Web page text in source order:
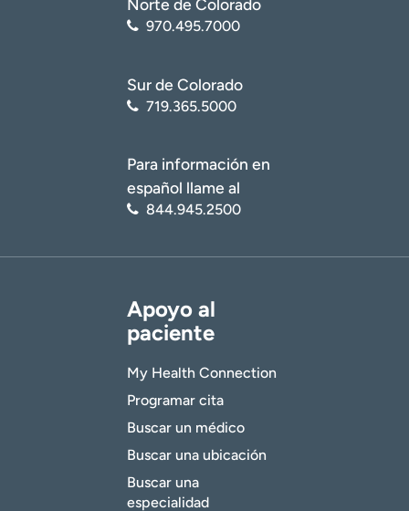
Norte de Colorado
970.495.7000
Sur de Colorado
719.365.5000
Para información en
español llame al
844.945.2500
Apoyo al
paciente
My Health Connection
Programar cita
Buscar un médico
Buscar una ubicación
Buscar una
especialidad